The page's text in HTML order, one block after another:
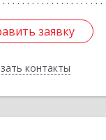
заявку
контакты
заявку
Назад